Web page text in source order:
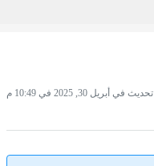
تحديث في أبريل 30, 2025 في 10:49 م